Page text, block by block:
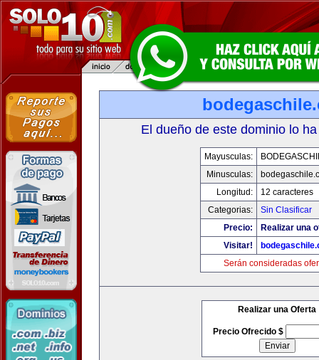
El dueño de este dominio lo
Mayusculas:
Minusculas:
Longitud:
12 caracteres
Categorias:
Sin Clasificar
Precio:
Realizar una
Visitar!
Serán consideradas
Realizar una Oferta
Precio Ofrecido $